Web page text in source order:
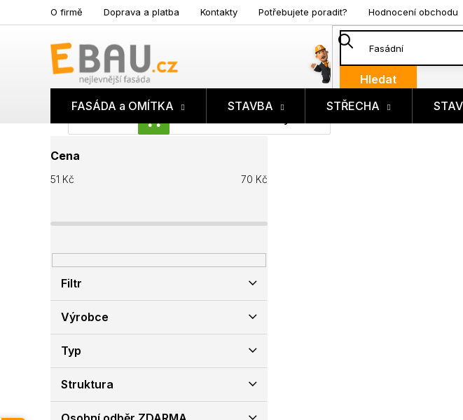
na
O firmě Doprava a platba Kontakty Potřebujete poradit? Hodnocení obchodu
Hledat
NÁKUPNÍ
FASÁDA a OMÍTKA STAVBA STŘECHA
o
s
a
n
í
a
Cena
51 Kč 70 Kč
Filtr
Výrobce
Typ
Struktura